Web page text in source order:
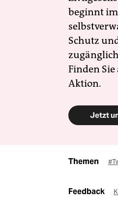
beginnt
Schutz
Finden
Aktion.
Jetzt
Themen
Feedback